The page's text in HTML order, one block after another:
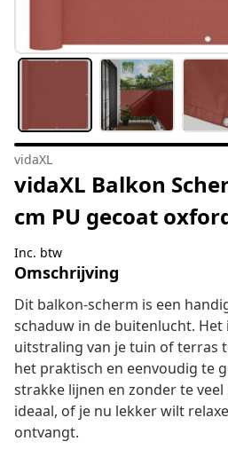
vidaXL
vidaXL Balkon
cm PU gecoat
Inc. btw
Omschrijving
Dit balkon-scherm is een
schaduw in de buitenlucht.
uitstraling van je tuin of terras
het praktisch en eenvoudig te
strakke lijnen en zonder te
ideaal, of je nu lekker wilt
ontvangt.